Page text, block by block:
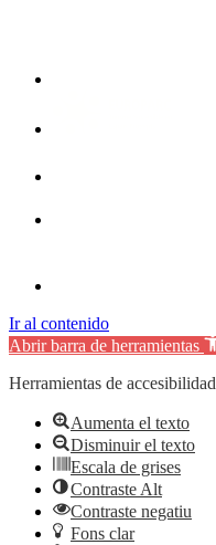
Ir al contenido
Abrir barra de herramientas
Herramientas de accesibilidad
Aumenta el texto
Disminuir el texto
Escala de grises
Contraste Alt
Contraste negatiu
Fons clar